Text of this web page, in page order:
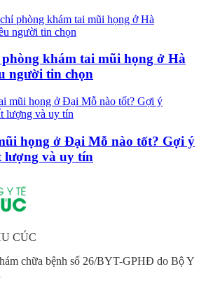
khám tai mũi họng ở Hà
người tin chọn
họng ở Đại Mỗ nào tốt? Gợi ý
lượng và uy tín
CÚC
chữa bệnh số 26/BYT-GPHĐ do Bộ Y